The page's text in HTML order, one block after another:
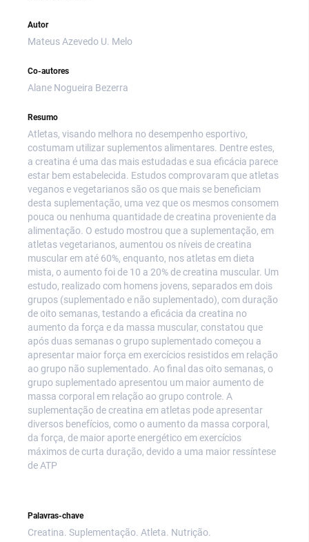
Autor
Mateus Azevedo U. Melo
Co-autores
Alane Nogueira Bezerra
Resumo
Atletas, visando melhora no desempenho esportivo,
costumam utilizar suplementos alimentares. Dentre estes,
a creatina é uma das mais estudadas e sua eficácia parece
estar bem estabelecida. Estudos comprovaram que atletas
veganos e vegetarianos são os que mais se beneficiam
desta suplementação, uma vez que os mesmos consomem
pouca ou nenhuma quantidade de creatina proveniente da
alimentação. O estudo mostrou que a suplementação, em
atletas vegetarianos, aumentou os níveis de creatina
muscular em até 60%, enquanto, nos atletas em dieta
mista, o aumento foi de 10 a 20% de creatina muscular. Um
estudo, realizado com homens jovens, separados em dois
grupos (suplementado e não suplementado), com duração
de oito semanas, testando a eficácia da creatina no
aumento da força e da massa muscular, constatou que
após duas semanas o grupo suplementado começou a
apresentar maior força em exercícios resistidos em relação
ao grupo não suplementado. Ao final das oito semanas, o
grupo suplementado apresentou um maior aumento de
massa corporal em relação ao grupo controle. A
suplementação de creatina em atletas pode apresentar
diversos benefícios, como o aumento da massa corporal,
da força, de maior aporte energético em exercícios
máximos de curta duração, devido a uma maior ressíntese
de ATP
Palavras-chave
Creatina. Suplementação. Atleta. Nutrição.